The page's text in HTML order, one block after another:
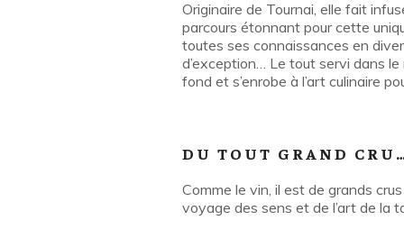
Originaire de Tournai, elle fait
parcours étonnant pour cette
toutes ses connaissances en
d’exception… Le tout servi dans
fond et s’enrobe à l’art culinaire
DU TOUT GRAND
Comme le vin, il est de grands
voyage des sens et de l’art de la